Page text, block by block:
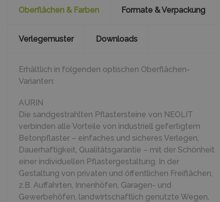
Oberflächen & Farben Formate & Verpackung
Verlegemuster Downloads
Erhältlich in folgenden optischen Oberflächen-
Varianten:
AURIN
Die sandgestrahlten Pflastersteine von NEOLIT
verbinden alle Vorteile von industriell gefertigtem
Betonpflaster – einfaches und sicheres Verlegen,
Dauerhaftigkeit, Qualitätsgarantie – mit der Schönheit
einer individuellen Pflastergestaltung. In der
Gestaltung von privaten und öffentlichen Freiflächen,
z.B. Auffahrten, Innenhöfen, Garagen- und
Gewerbehöfen, landwirtschaftlich genutzte Wegen,